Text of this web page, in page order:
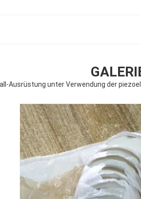
Ausrüstung unter Verwendung der